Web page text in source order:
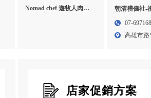
Nomad chef 遊牧人肉舖-
朝清禮儀社-
社,高雄禮儀
葬儀社
07-
高雄市路
店家促銷方案